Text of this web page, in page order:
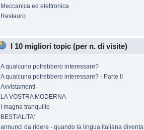
Meccanica ed elettronica
Restauro
I 10 migliori topic (per n. di visite)
A qualcuno potrebbero interessare?
A qualcuno potrebbero interessare? - Parte II
Avvistamenti
LA VOSTRA MODERNA
I magna tranquillo
BESTIALITA'
annunci da ridere - quando la lingua italiana diventa